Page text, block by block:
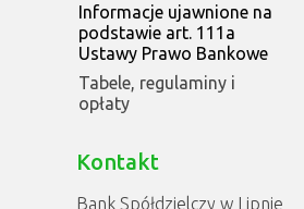
Informacje ujawnione na
podstawie art. 111a
Ustawy Prawo Bankowe
Tabele, regulaminy i
opłaty
Kontakt
Bank Spółdzielczy w Lipnie